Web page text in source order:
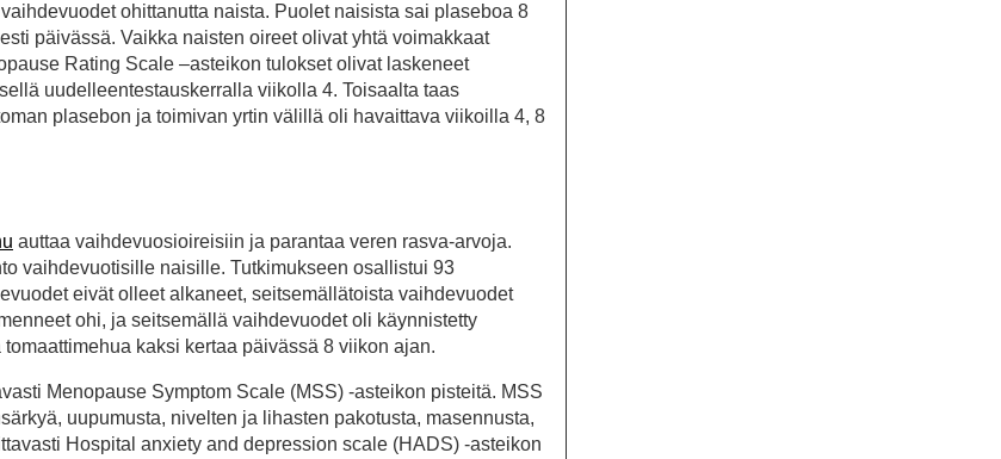
ohittanutta naista. Puolet naisista sai plaseboa 8
päivässä. Vaikka naisten oireet olivat yhtä voimakkaat
Rating Scale –asteikon tulokset olivat laskeneet
uudelleentestauskerralla viikolla 4. Toisaalta taas
plasebon ja toimivan yrtin välillä oli havaittava viikoilla 4, 8
auttaa vaihdevuosioireisiin ja parantaa veren rasva-arvoja.
vaihdevuotisille naisille. Tutkimukseen osallistui 93
eivät olleet alkaneet, seitsemällätoista vaihdevuodet
ohi, ja seitsemällä vaihdevuodet oli käynnistetty
kaksi kertaa päivässä 8 viikon ajan.
Menopause Symptom Scale (MSS) -asteikon pisteitä. MSS
uupumusta, nivelten ja lihasten pakotusta, masennusta,
Hospital anxiety and depression scale (HADS) -asteikon